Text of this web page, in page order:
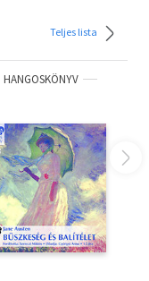
Teljes lista
HANGOSKÖNYV